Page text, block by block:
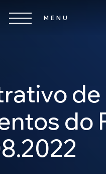
de
do